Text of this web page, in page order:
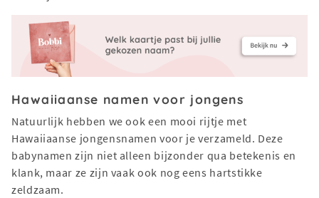
Hawaiiaanse namen voor jongens
Natuurlijk hebben we ook een mooi rijtje met
Hawaiiaanse jongensnamen voor je verzameld. Deze
babynamen zijn niet alleen bijzonder qua betekenis en
klank, maar ze zijn vaak ook nog eens hartstikke
zeldzaam.